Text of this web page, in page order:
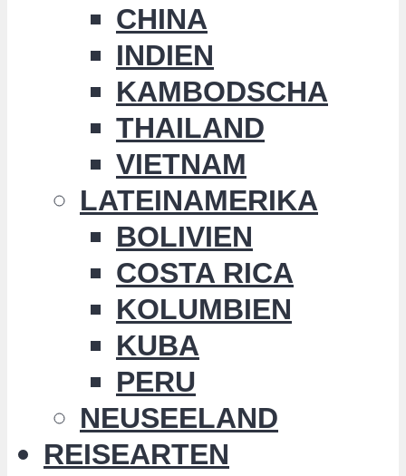
CHINA
INDIEN
KAMBODSCHA
THAILAND
VIETNAM
LATEINAMERIKA
BOLIVIEN
COSTA RICA
KOLUMBIEN
KUBA
PERU
NEUSEELAND
REISEARTEN